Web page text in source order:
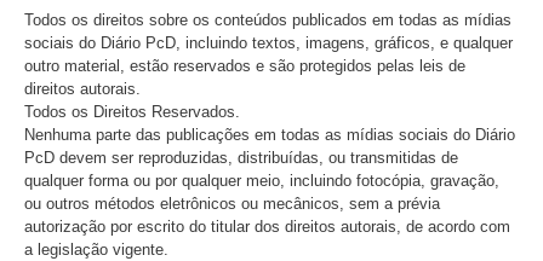
Considerada a 3ª melhor Lei do Mundo, a Lei Maria da
Penha completa 20 anos
07/08/2026
Todos os direitos sobre os conteúdos publicados em todas as mídias
sociais do Diário PcD, incluindo textos, imagens, gráficos, e qualquer
outro material, estão reservados e são protegidos pelas leis de
direitos autorais.
Todos os Direitos Reservados.
Nenhuma parte das publicações em todas as mídias sociais do Diário
PcD devem ser reproduzidas, distribuídas, ou transmitidas de
qualquer forma ou por qualquer meio, incluindo fotocópia, gravação,
ou outros métodos eletrônicos ou mecânicos, sem a prévia
autorização por escrito do titular dos direitos autorais, de acordo com
a legislação vigente.